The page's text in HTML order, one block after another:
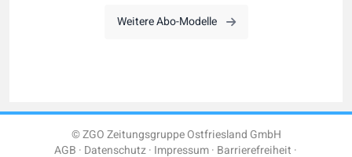
Weitere Abo-Modelle
© ZGO Zeitungsgruppe Ostfriesland GmbH
AGB Datenschutz Impressum Barrierefreiheit